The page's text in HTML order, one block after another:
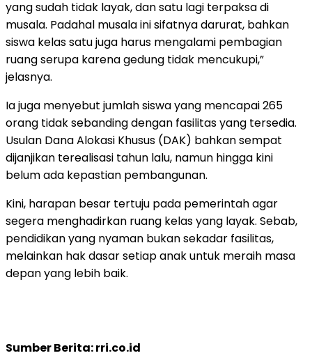
yang sudah tidak layak, dan satu lagi terpaksa di
musala. Padahal musala ini sifatnya darurat, bahkan
siswa kelas satu juga harus mengalami pembagian
ruang serupa karena gedung tidak mencukupi,”
jelasnya.
Ia juga menyebut jumlah siswa yang mencapai 265
orang tidak sebanding dengan fasilitas yang tersedia.
Usulan Dana Alokasi Khusus (DAK) bahkan sempat
dijanjikan terealisasi tahun lalu, namun hingga kini
belum ada kepastian pembangunan.
Kini, harapan besar tertuju pada pemerintah agar
segera menghadirkan ruang kelas yang layak. Sebab,
pendidikan yang nyaman bukan sekadar fasilitas,
melainkan hak dasar setiap anak untuk meraih masa
depan yang lebih baik.
Sumber Berita: rri.co.id